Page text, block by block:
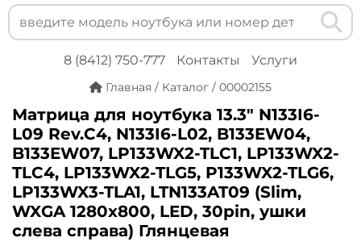
8 (8412) 750-777 Контакты Услуги
Главная / Каталог / 00002155
Матрица для ноутбука 13.3" N133I6-
L09 Rev.C4, N133I6-L02, B133EW04,
B133EW07, LP133WX2-TLC1, LP133WX2-
TLC4, LP133WX2-TLG5, P133WX2-TLG6,
LP133WX3-TLA1, LTN133AT09 (Slim,
WXGA 1280x800, LED, 30pin, ушки
слева справа) Глянцевая